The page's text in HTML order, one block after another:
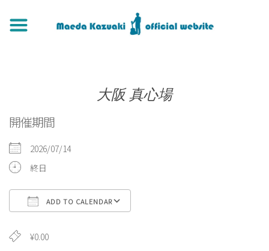
大阪 真心場
開催期間
2026/07/14
終日
ADD TO CALENDAR
¥0.00